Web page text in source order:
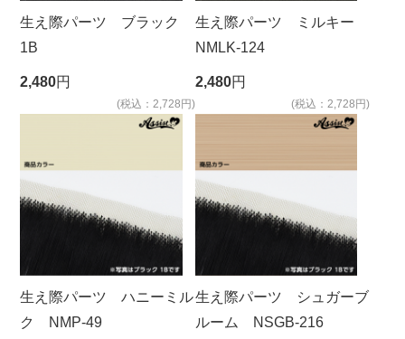
生え際パーツ ブラック
1B
2,480円
(税込：2,728円)
生え際パーツ ミルキー
NMLK-124
2,480円
(税込：2,728円)
生え際パーツ ハニーミル
ク NMP-49
生え際パーツ シュガーブ
ルーム NSGB-216